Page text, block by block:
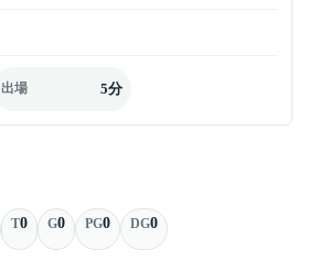
出場 5分
T0 G0 PG0 DG0